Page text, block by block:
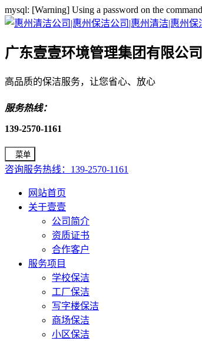
mysql: [Warning] Using a password on the
广东壹壹环境管理集团有限公
高品质的保洁服务，让您省心、放心
服务热线：
139-2570-1161
菜单
咨询服务热线：139-2570-1161
网站首页
关于壹壹
公司简介
资质证书
合作客户
服务项目
学校保洁
工厂保洁
写字楼保洁
商场保洁
小区保洁